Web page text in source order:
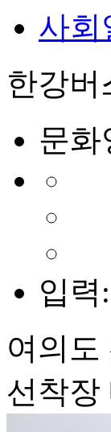
사회
한강
문화
입력
여의도
선착장